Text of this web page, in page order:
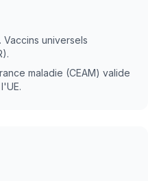
universels
maladie (CEAM) valide